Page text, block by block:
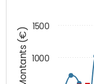
Montants (€) 1000
1500